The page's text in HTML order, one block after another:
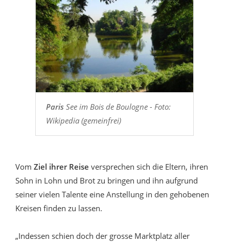
ParisSee im Bois de Boulogne - Foto:
Wikipedia (gemeinfrei)
Vom Ziel ihrer Reise versprechen sich die Eltern, ihren
Sohn in Lohn und Brot zu bringen und ihn aufgrund
seiner vielen Talente eine Anstellung in den gehobenen
Kreisen finden zu lassen.
„Indessen schien doch der grosse Marktplatz aller